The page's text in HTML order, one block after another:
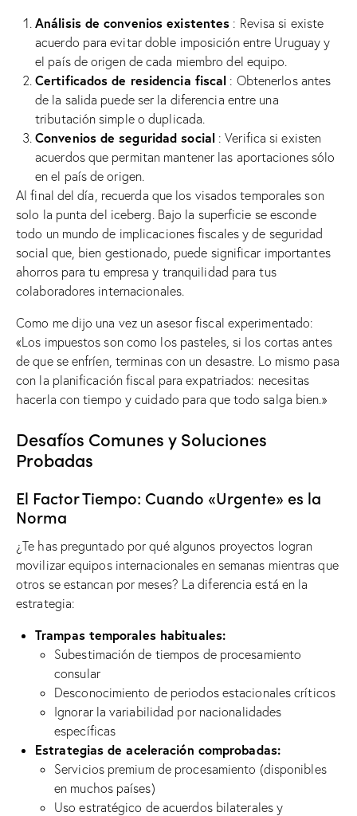
Análisis de convenios existentes : Revisa si existe
acuerdo para evitar doble imposición entre Uruguay y
el país de origen de cada miembro del equipo.
Certificados de residencia fiscal : Obtenerlos antes
de la salida puede ser la diferencia entre una
tributación simple o duplicada.
Convenios de seguridad social : Verifica si existen
acuerdos que permitan mantener las aportaciones sólo
en el país de origen.
Al final del día, recuerda que los visados ​​temporales son
solo la punta del iceberg. Bajo la superficie se esconde
todo un mundo de implicaciones fiscales y de seguridad
social que, bien gestionado, puede significar importantes
ahorros para tu empresa y tranquilidad para tus
colaboradores internacionales.
Como me dijo una vez un asesor fiscal experimentado:
«Los impuestos son como los pasteles, si los cortas antes
de que se enfríen, terminas con un desastre. Lo mismo pasa
con la planificación fiscal para expatriados: necesitas
hacerla con tiempo y cuidado para que todo salga bien.»
Desafíos Comunes y Soluciones
Probadas
El Factor Tiempo: Cuando «Urgente» es la
Norma
¿Te has preguntado por qué algunos proyectos logran
movilizar equipos internacionales en semanas mientras que
otros se estancan por meses? La diferencia está en la
estrategia:
Trampas temporales habituales:
Subestimación de tiempos de procesamiento
consular
Desconocimiento de periodos estacionales críticos
Ignorar la variabilidad por nacionalidades
específicas
Estrategias de aceleración comprobadas:
Servicios premium de procesamiento (disponibles
en muchos países)
Uso estratégico de acuerdos bilaterales y